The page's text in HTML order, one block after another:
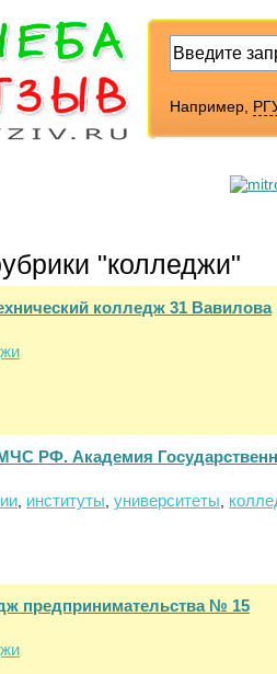
Например,
"колледжи"
колледж 31 Вавилова
РФ. Академия
институты университеты
предпринимательства № 15